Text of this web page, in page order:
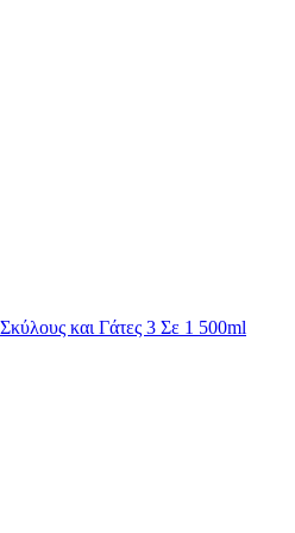
και Γάτες 3 Σε 1 500ml